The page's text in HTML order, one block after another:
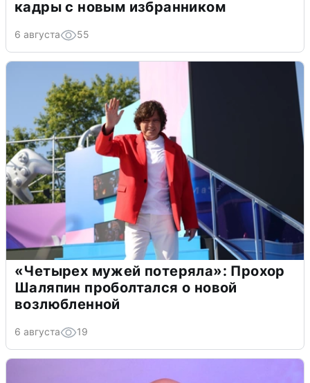
кадры с новым избранником
6 августа 55
«Четырех мужей потеряла»: Прохор
Шаляпин проболтался о новой
возлюбленной
6 августа 19